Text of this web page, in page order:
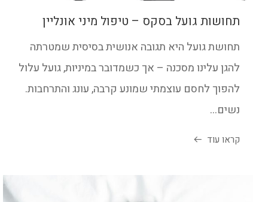
תחושות גועל בסקס – טיפול מיני אונליין
תחושת גועל היא תגובה אנושית בסיסית שמטרתה
להגן עלינו מסכנה – אך כשמדובר במיניות, גועל עלול
להפוך לחסם עוצמתי שמונע קרבה, עונג והתרחבות.
נשים...
קראו עוד